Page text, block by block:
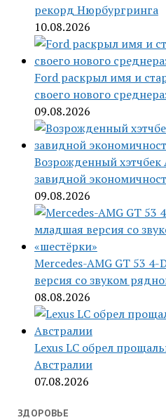
рекорд Нюрбургринга
10.08.2026
Ford раскрыл имя и
своего нового
09.08.2026
Возрожденный хэтчбек
завидной
09.08.2026
Mercedes-AMG GT 53
версия со звуком
08.08.2026
Lexus LC обрел
Австралии
07.08.2026
ЗДОРОВЬЕ